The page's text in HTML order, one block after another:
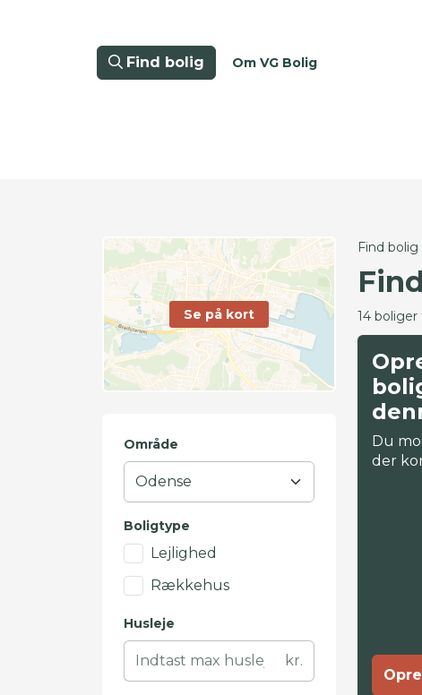
Find bolig Om VG Bolig
Se på kort
Område
Boligtype
Lejlighed
Rækkehus
Husleje
kr.
Find bolig
14
Du
der